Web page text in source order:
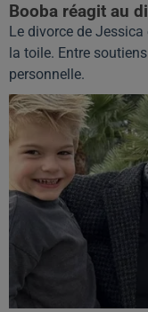
Booba réagit au
Le divorce de
la toile. Entre
personnelle.